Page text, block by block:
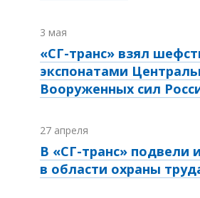
3 мая
«СГ-транс» взял
экспонатами
Вооруженных сил
27 апреля
В «СГ-транс» подвели
в области охраны